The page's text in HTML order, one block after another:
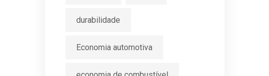
durabilidade
Economia automotiva